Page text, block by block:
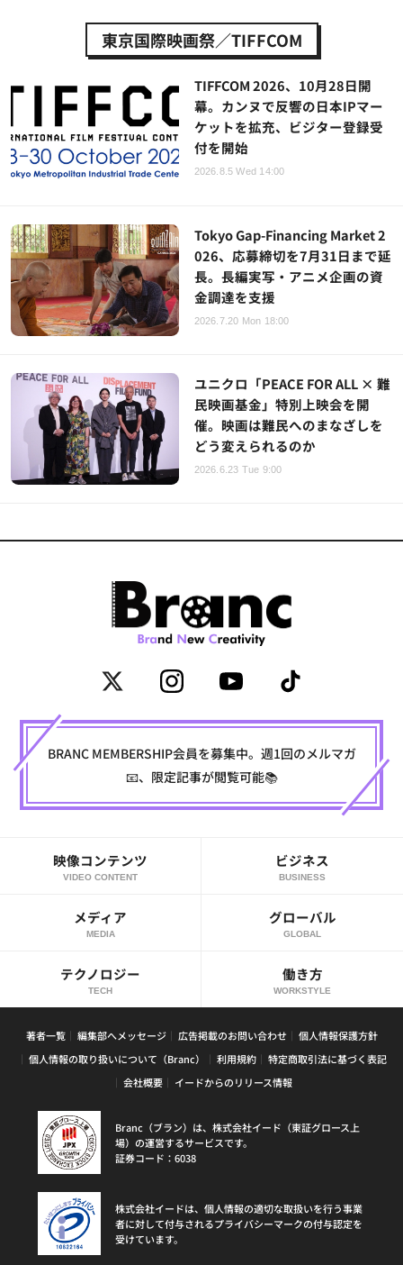
東京国際映画祭／TIFFCOM
TIFFCOM 2026、10月28日開
幕。カンヌで反響の日本IPマー
ケットを拡充、ビジター登録受
付を開始
2026.8.5 Wed 14:00
Tokyo Gap-Financing Market 2
026、応募締切を7月31日まで延
長。長編実写・アニメ企画の資
金調達を支援
2026.7.20 Mon 18:00
ユニクロ「PEACE FOR ALL × 難
民映画基金」特別上映会を開
催。映画は難民へのまなざしを
どう変えられるのか
2026.6.23 Tue 9:00
BRANC MEMBERSHIP会員を募集中。週1回のメルマガ
📧、限定記事が閲覧可能📚
映像コンテンツ
VIDEO CONTENT
ビジネス
BUSINESS
メディア
MEDIA
グローバル
GLOBAL
テクノロジー
TECH
働き方
WORKSTYLE
著者一覧 編集部へメッセージ 広告掲載のお問い合わせ
個人情報保護方針
個人情報の取り扱いについて（Branc）
利用規約
特定商取引法に基づく表記
会社概要
イードからのリリース情報
Branc（ブラン）は、株式会社イード（東証グロース上
場）の運営するサービスです。
証券コード：6038
株式会社イードは、個人情報の適切な取扱いを行う事業
者に対して付与されるプライバシーマークの付与認定を
受けています。